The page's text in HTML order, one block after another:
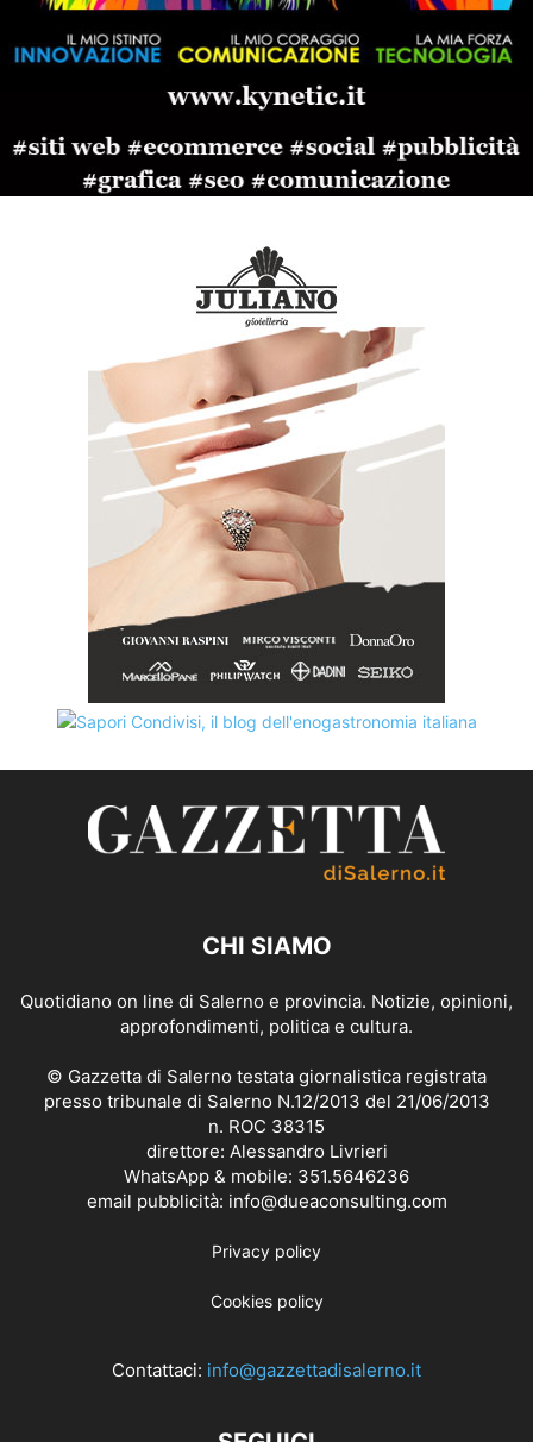
CHI SIAMO
Quotidiano on line di Salerno e provincia. Notizie, opinioni,
approfondimenti, politica e cultura.
© Gazzetta di Salerno testata giornalistica registrata
presso tribunale di Salerno N.12/2013 del 21/06/2013
n. ROC 38315
direttore: Alessandro Livrieri
WhatsApp & mobile: 351.5646236
email pubblicità: info@dueaconsulting.com
Privacy policy
Cookies policy
Contattaci: info@gazzettadisalerno.it